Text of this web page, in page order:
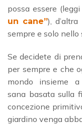
possa essere
un cane”),
sempre e solo nello
Se decidete di
per sempre e che
mondo insieme
sana basata sulla
concezione
giardino venga